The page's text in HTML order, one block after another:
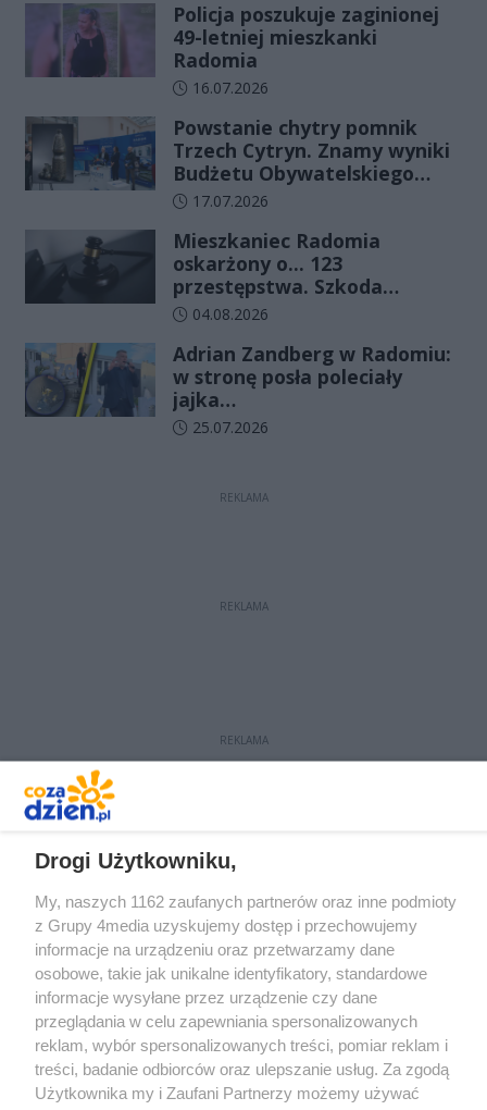
Policja poszukuje zaginionej
49-letniej mieszkanki
Radomia
Data dodania artykułu:
16.07.2026
Powstanie chytry pomnik
Trzech Cytryn. Znamy wyniki
Budżetu Obywatelskiego
2027
Data dodania artykułu:
17.07.2026
Mieszkaniec Radomia
oskarżony o... 123
przestępstwa. Szkoda
wyceniona na ponad milion
Data dodania artykułu:
04.08.2026
Adrian Zandberg w Radomiu:
w stronę posła poleciały
jajka…
Data dodania artykułu:
25.07.2026
REKLAMA
REKLAMA
REKLAMA
Redakcja Reklama Prywatność
Praca Łódź
the:protocol
Drogi Użytkowniku,
My, naszych 1162 zaufanych partnerów oraz inne podmioty
z Grupy 4media uzyskujemy dostęp i przechowujemy
informacje na urządzeniu oraz przetwarzamy dane
osobowe, takie jak unikalne identyfikatory, standardowe
informacje wysyłane przez urządzenie czy dane
przeglądania w celu zapewniania spersonalizowanych
reklam, wybór spersonalizowanych treści, pomiar reklam i
treści, badanie odbiorców oraz ulepszanie usług. Za zgodą
Użytkownika my i Zaufani Partnerzy możemy używać